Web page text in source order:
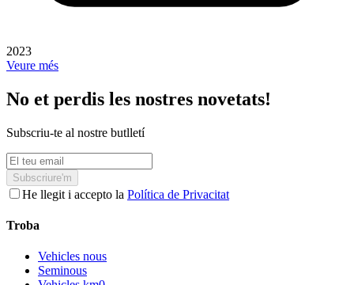
2023
Veure més
No et perdis les nostres novetats!
Subscriu-te al nostre butlletí
Subscriure'm
He llegit i accepto la Política de Privacitat
Troba
Vehicles nous
Seminous